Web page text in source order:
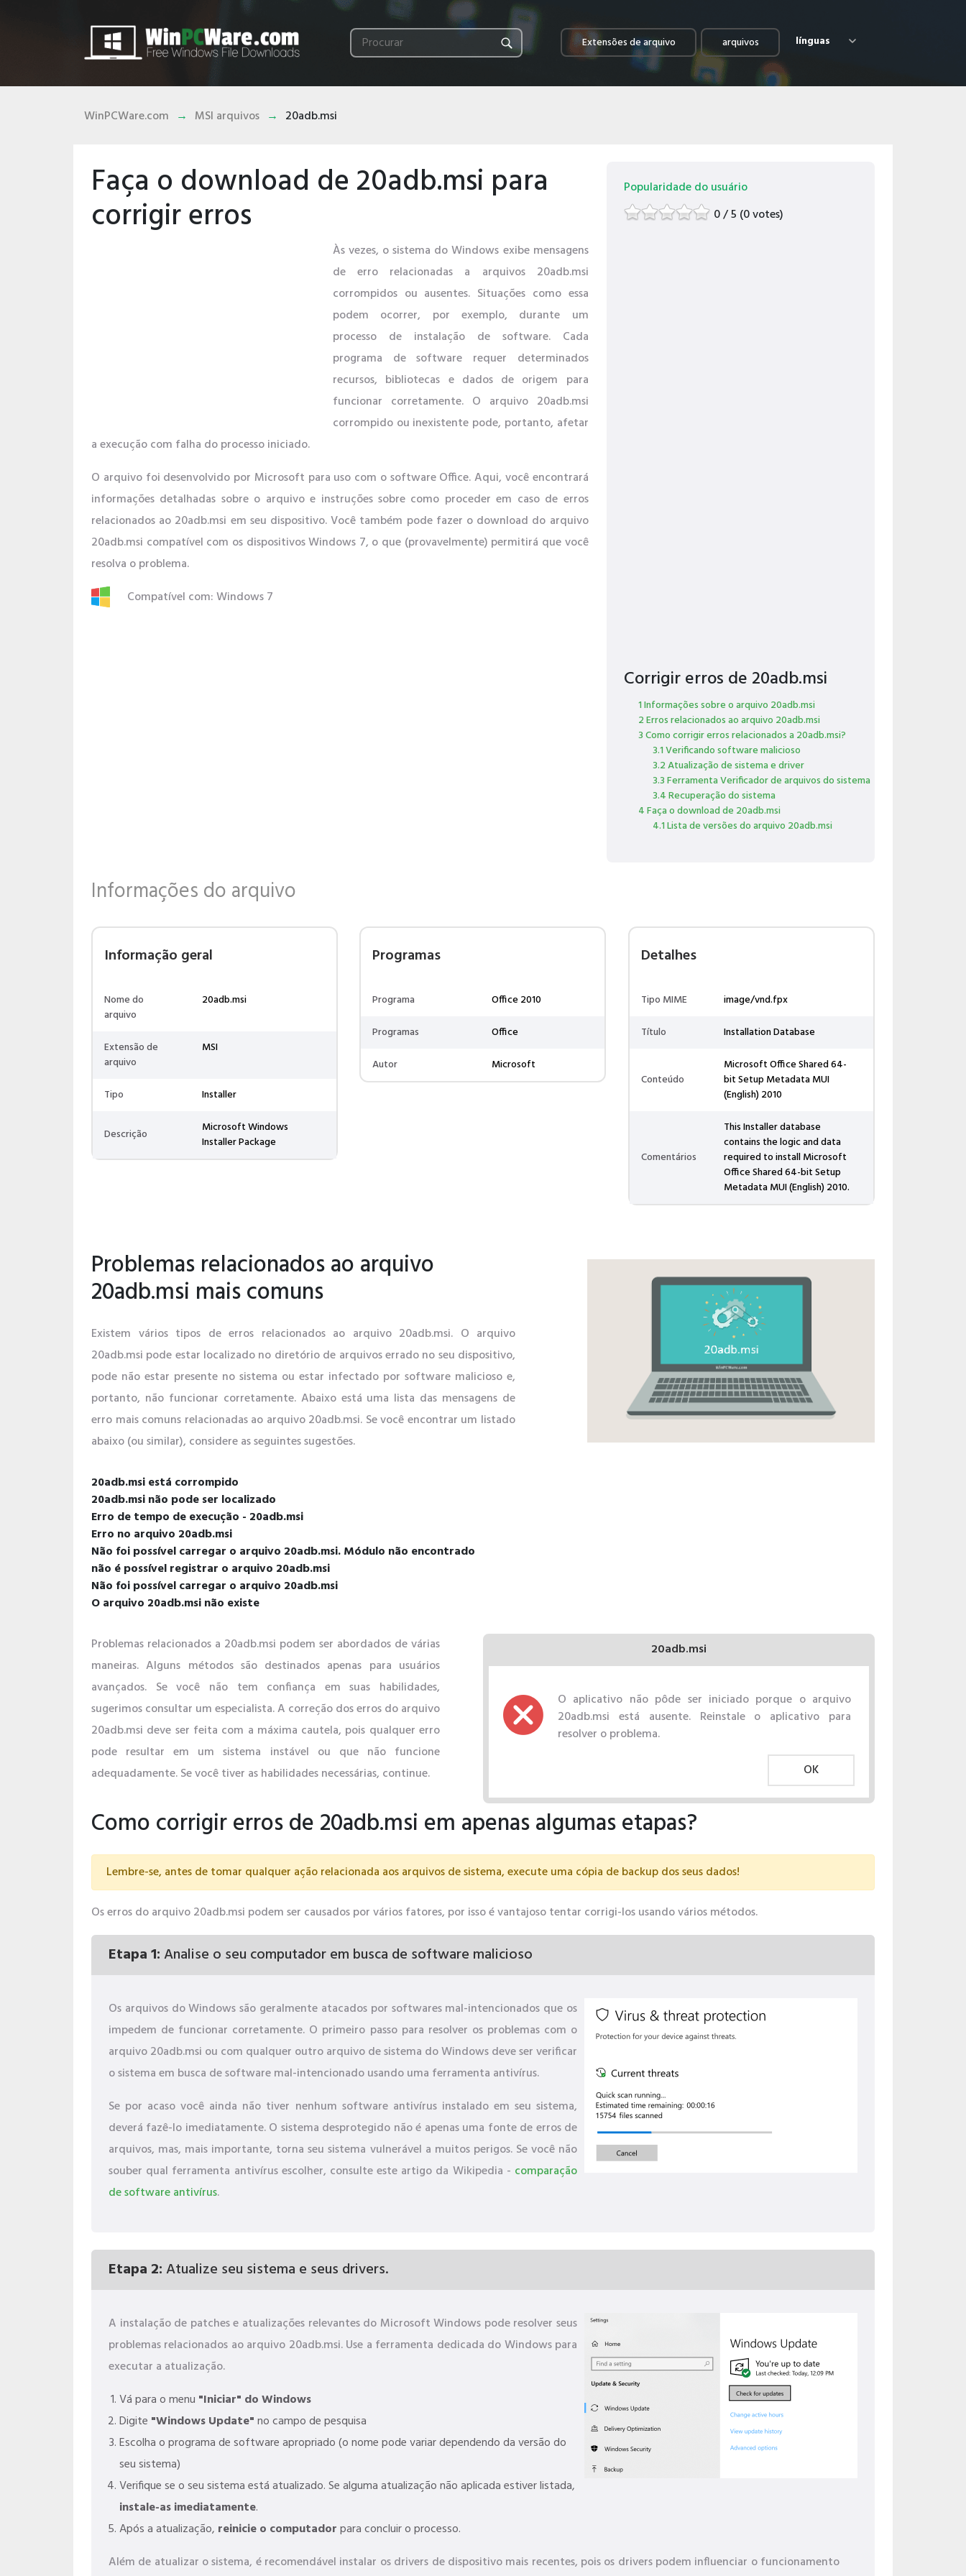
Extensões de arquivo arquivos línguas
WinPCWare.com MSI arquivos 20adb.msi
Faça o download de 20adb.msi para
corrigir erros
Às vezes, o sistema do Windows exibe mensagens
de erro relacionadas a arquivos 20adb.msi
corrompidos ou ausentes. Situações como essa
podem ocorrer, por exemplo, durante um
processo de instalação de software. Cada
programa de software requer determinados
recursos, bibliotecas e dados de origem para
funcionar corretamente. O arquivo 20adb.msi
corrompido ou inexistente pode, portanto, afetar
a execução com falha do processo iniciado.
O arquivo foi desenvolvido por Microsoft para uso com o software Office. Aqui, você encontrará
informações detalhadas sobre o arquivo e instruções sobre como proceder em caso de erros
relacionados ao 20adb.msi em seu dispositivo. Você também pode fazer o download do arquivo
20adb.msi compatível com os dispositivos Windows 7, o que (provavelmente) permitirá que você
resolva o problema.
Compatível com: Windows 7
Popularidade do usuário
0 / 5 (0 votes)
Corrigir erros de 20adb.msi
1 Informações sobre o arquivo 20adb.msi
2 Erros relacionados ao arquivo 20adb.msi
3 Como corrigir erros relacionados a 20adb.msi?
3.1 Verificando software malicioso
3.2 Atualização de sistema e driver
3.3 Ferramenta Verificador de arquivos do sistema
3.4 Recuperação do sistema
4 Faça o download de 20adb.msi
4.1 Lista de versões do arquivo 20adb.msi
Informações do arquivo
Informação geral
Nome do
arquivo
20adb.msi
Extensão de
arquivo
MSI
Tipo Installer
Descrição
Microsoft Windows
Installer Package
Programas
Programa
Office 2010
Programas
Office
Autor
Microsoft
Detalhes
Tipo MIME
image/vnd.fpx
Título
Installation Database
Conteúdo
Microsoft Office Shared 64-
bit Setup Metadata MUI
(English) 2010
Comentários
This Installer database
contains the logic and data
required to install Microsoft
Office Shared 64-bit Setup
Metadata MUI (English) 2010.
Problemas relacionados ao arquivo
20adb.msi mais comuns
Existem vários tipos de erros relacionados ao arquivo 20adb.msi. O arquivo
20adb.msi pode estar localizado no diretório de arquivos errado no seu dispositivo,
pode não estar presente no sistema ou estar infectado por software malicioso e,
portanto, não funcionar corretamente. Abaixo está uma lista das mensagens de
erro mais comuns relacionadas ao arquivo 20adb.msi. Se você encontrar um listado
abaixo (ou similar), considere as seguintes sugestões.
20adb.msi está corrompido
20adb.msi não pode ser localizado
Erro de tempo de execução - 20adb.msi
Erro no arquivo 20adb.msi
Não foi possível carregar o arquivo 20adb.msi. Módulo não encontrado
não é possível registrar o arquivo 20adb.msi
Não foi possível carregar o arquivo 20adb.msi
O arquivo 20adb.msi não existe
20adb.msi
O aplicativo não pôde ser iniciado porque o arquivo
20adb.msi está ausente. Reinstale o aplicativo para
resolver o problema.
OK
Problemas relacionados a 20adb.msi podem ser abordados de várias
maneiras. Alguns métodos são destinados apenas para usuários
avançados. Se você não tem confiança em suas habilidades,
sugerimos consultar um especialista. A correção dos erros do arquivo
20adb.msi deve ser feita com a máxima cautela, pois qualquer erro
pode resultar em um sistema instável ou que não funcione
adequadamente. Se você tiver as habilidades necessárias, continue.
Como corrigir erros de 20adb.msi em apenas algumas etapas?
Lembre-se, antes de tomar qualquer ação relacionada aos arquivos de sistema, execute uma cópia de backup dos seus dados!
Os erros do arquivo 20adb.msi podem ser causados ​​por vários fatores, por isso é vantajoso tentar corrigi-los usando vários métodos.
Etapa 1:Analise o seu computador em busca de software malicioso
Os arquivos do Windows são geralmente atacados por softwares mal-intencionados que os
impedem de funcionar corretamente. O primeiro passo para resolver os problemas com o
arquivo 20adb.msi ou com qualquer outro arquivo de sistema do Windows deve ser verificar
o sistema em busca de software mal-intencionado usando uma ferramenta antivírus.
Se por acaso você ainda não tiver nenhum software antivírus instalado em seu sistema,
deverá fazê-lo imediatamente. O sistema desprotegido não é apenas uma fonte de erros de
arquivos, mas, mais importante, torna seu sistema vulnerável a muitos perigos. Se você não
souber qual ferramenta antivírus escolher, consulte este artigo da Wikipedia - comparação
de software antivírus.
Etapa 2:Atualize seu sistema e seus drivers.
A instalação de patches e atualizações relevantes do Microsoft Windows pode resolver seus
problemas relacionados ao arquivo 20adb.msi. Use a ferramenta dedicada do Windows para
executar a atualização.
Vá para o menu "Iniciar" do Windows
Digite "Windows Update"no campo de pesquisa
Escolha o programa de software apropriado (o nome pode variar dependendo da versão do
seu sistema)
Verifique se o seu sistema está atualizado. Se alguma atualização não aplicada estiver listada,
instale-as imediatamente.
Após a atualização, reinicie o computadorpara concluir o processo.
Além de atualizar o sistema, é recomendável instalar os drivers de dispositivo mais recentes, pois os drivers podem influenciar o funcionamento